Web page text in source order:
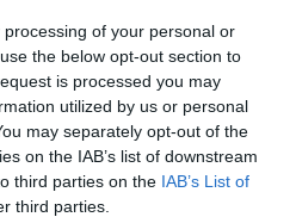
of your personal or
the below opt-out section to
is processed you may
utilized by us or personal
may separately opt-out of the
on the IAB’s list of downstream
third parties on the IAB’s List of
third parties.